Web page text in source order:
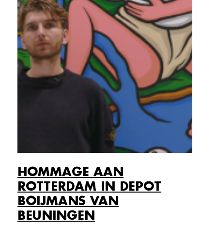
HOMMAGE AAN
ROTTERDAM IN DEPOT
BOIJMANS VAN
BEUNINGEN